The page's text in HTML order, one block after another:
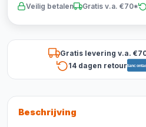
Veilig betalen Gratis v.a. €70*
Gratis levering v.a.
14 dagen retour
Beschrijving